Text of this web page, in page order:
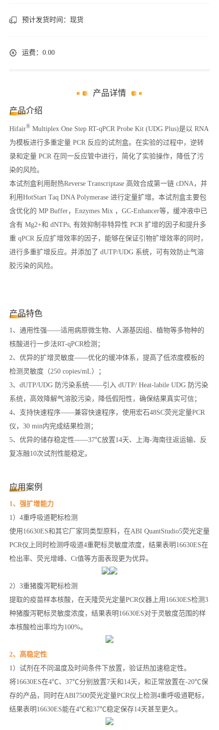
预计发货时间： 现货
运费：0.00
产品详情
产品介绍
Hifair® Multiplex One Step RT-qPCR Probe Kit (UDG Plus)是以 RNA
为模板进行多重定量 PCR 反应的试剂盒。在实验的过程中，逆转
录和定量 PCR 在同一反应管中进行，简化了实验操作，降低了污
染的风险。
本试剂盒利用耐热Reverse Transcriptase 高效合成第一链 cDNA，并
利用HotStart Taq DNA Polymerase 进行定量扩增。本试剂盒主要包
含优化的 MP Buffer，Enzymes Mix ，GC-Enhancer等，缓冲液中已
含有 Mg2+和 dNTPs, 有效抑制非特异性 PCR 扩增的因子和提升多
重 qPCR 反应扩增效率的因子，能够在保证引物扩增效率的同时，
进行多重扩增反应。并添加了 dUTP/UDG 系统，可有效防止气溶
胶污染的风险。
产品特色
1、通用性强——适用病原微生物、人源基因组、植物等多物种的
核酸进行一步法RT-qPCR检测；
2、优异的扩增灵敏度——优化的缓冲体系，提高了低浓度模板的
检测灵敏度（250 copies/mL）；
3、dUTP/UDG 防污染系统——引入 dUTP/ Heat-labile UDG 防污染
系统，高效降解气溶胶污染，降低假阳性，确保结果真实可信；
4、支持快速程序——兼容快速程序，使用宏石48SC荧光定量PCR
仪，30 min内完成结果检测；
5、优异的储存稳定性——37℃放置14天、上海-海南往返运输、反
复冻融10次试剂性能稳定。
应用案例
1、强扩增能力
1）4重呼吸道靶标检测
使用16630ES和其它厂家同类型原料，在ABI QuantStudio5荧光定量
PCR仪上同时检测呼吸道4重靶标灵敏度浓度，结果表明16630ES在
检出率、荧光增峰、Ct值等方面表现更为优异。
2）3重猪腹泻靶标检测
提取的疫苗样本核酸，在天隆荧光定量PCR仪器上用16630ES检测3
种猪腹泻靶标灵敏度浓度，结果表明16630ES对于灵敏度范围的样
本核酸检出率均为100%。
2、高稳定性
1）试剂在不同温度及时间条件下放置，验证热加速稳定性。
将16630ES在4℃、37℃分别放置7天和14天，和正常放置在-20℃保
存的产品，同时在ABI7500荧光定量PCR仪上检测4重呼吸道靶标，
结果表明16630ES能在4℃和37℃稳定保存14天甚至更久。